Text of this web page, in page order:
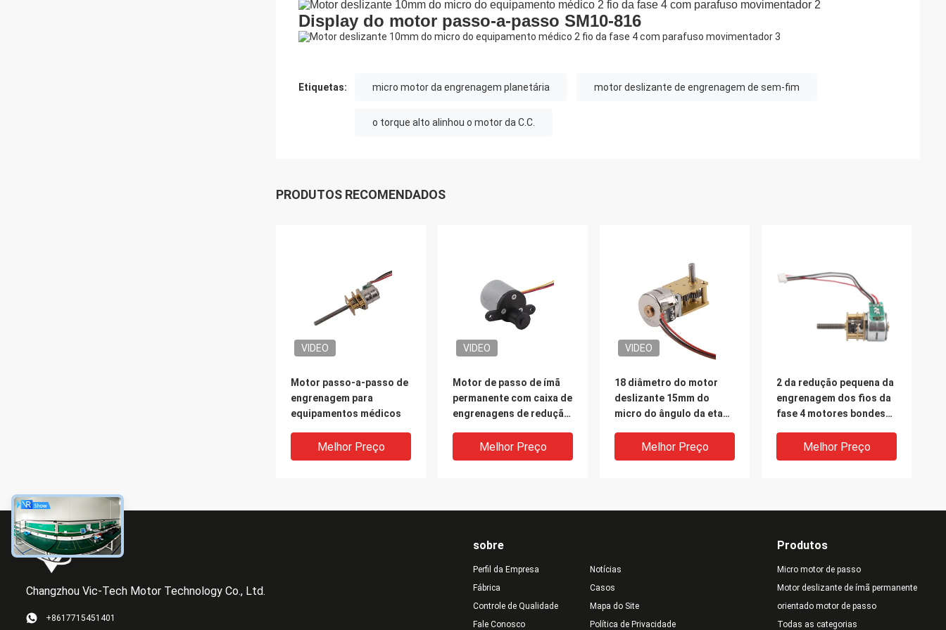
Display do motor passo-a-passo SM10-816
Etiquetas: micro motor da engrenagem planetária motor deslizante de engrenagem de sem-fim
o torque alto alinhou o motor da C.C.
PRODUTOS RECOMENDADOS
VIDEO
Motor passo-a-passo de
engrenagem para
equipamentos médicos
Melhor Preço
VIDEO
Motor de passo de ímã
permanente com caixa de
engrenagens de redução
Melhor Preço
VIDEO
18 diâmetro do motor
deslizante 15mm do
micro do ângulo da etapa
engrenagens do sem-fim
Melhor Preço
2 da redução pequena da
engrenagem dos fios da
fase 4 motores bondes
Digitas SM15-816G
Melhor Preço
VIDEO
Changzhou Vic-Tech Motor Technology Co., Ltd.
+8617715451401
sobre
Perfil da Empresa
Fábrica
Controle de Qualidade
Fale Conosco
Notícias
Casos
Mapa do Site
Política de Privacidade
Produtos
Micro motor de passo
Motor deslizante de ímã permanente
orientado motor de passo
Todas as categorias